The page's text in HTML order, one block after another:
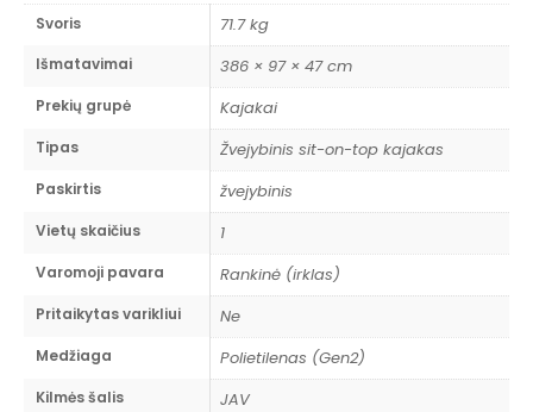
stabilumo.
Pagrindiniai privalumai
✔204 kg keliamoji galia — didžiausia serijoje
— sunkus žvejys + echosondas + baterija +
elektrinis variklis + šaldymo dėžė = vis dar
stabilu. Jokių kompromisų dėl įrangos.
✔ 97 cm platforma — stovėjimo stabilumas
platus plokščias deniis leidžia stovėti, suktis 360
laipsnių ir mesti be balanso nerimo.
tvirtinimo taškai elektriniam varikliui. Galite
keliauti iki tolimų žvejybos vietų be irklavimo
Svoris 71.7 kg
Išmatavimai 386 × 97 × 47 cm
Prekių grupė Kajakai
Tipas Žvejybinis sit-on-top kajakas
Paskirtis žvejybinis
Vietų skaičius 1
Varomoji pavara Rankinė (irklas)
Pritaikytas varikliui Ne
Medžiaga Polietilenas (Gen2)
Kilmės šalis JAV